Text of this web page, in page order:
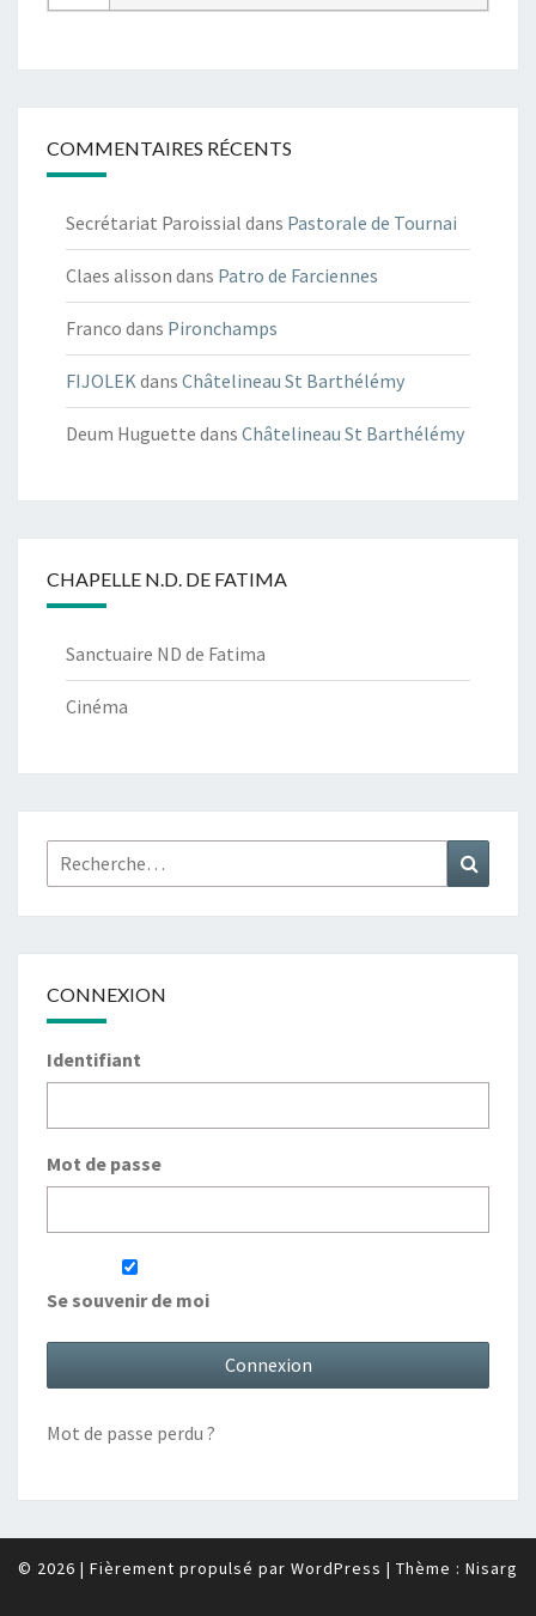
COMMENTAIRES RÉCENTS
Secrétariat Paroissial dans Pastorale de Tournai
Claes alisson dans Patro de Farciennes
Franco dans Pironchamps
FIJOLEKdans Châtelineau St Barthélémy
Deum Huguette dans Châtelineau St Barthélémy
CHAPELLE N.D. DE FATIMA
Sanctuaire ND de Fatima
Cinéma
Rechercher :
CONNEXION
Identifiant
Mot de passe
Se souvenir de moi
Mot de passe perdu ?
© 2026 | Fièrement propulsé par WordPress | Thème : Nisarg